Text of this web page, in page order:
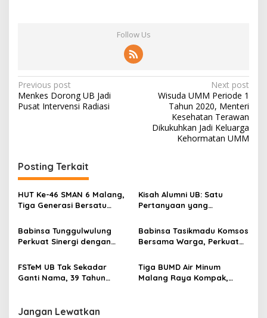
Follow Us
P
o
a
v
i
a
i
o
n
Previous post
Menkes Dorong UB Jadi
Pusat Intervensi Radiasi
Next post
Wisuda UMM Periode 1
Tahun 2020, Menteri
Kesehatan Terawan
Dikukuhkan Jadi Keluarga
Kehormatan UMM
Posting Terkait
HUT Ke-46 SMAN 6 Malang,
Tiga Generasi Bersatu
Kebersamaan, ini Kata
Untari
Kisah Alumni UB: Satu
Pertanyaan yang
Babinsa Tunggulwulung
Perkuat Sinergi dengan
Aman dan Kondusif
Babinsa Tasikmadu Komsos
Bersama Warga, Perkuat
Kondusivitas Wilayah
FSTeM UB Tak Sekadar
Ganti Nama, 39 Tahun
Teknologi
Tiga BUMD Air Minum
Malang Raya Kompak,
Jangan Lewatkan